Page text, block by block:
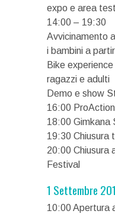
expo e area
14:00 – 19:30
Avvicinamento
i bambini a
Bike
ragazzi e adulti
Demo e show
16:00
18:00 Gimkana
19:30 Chiusura
20:00 Chiusura
Festival
1 Settembre
10:00 Apertura